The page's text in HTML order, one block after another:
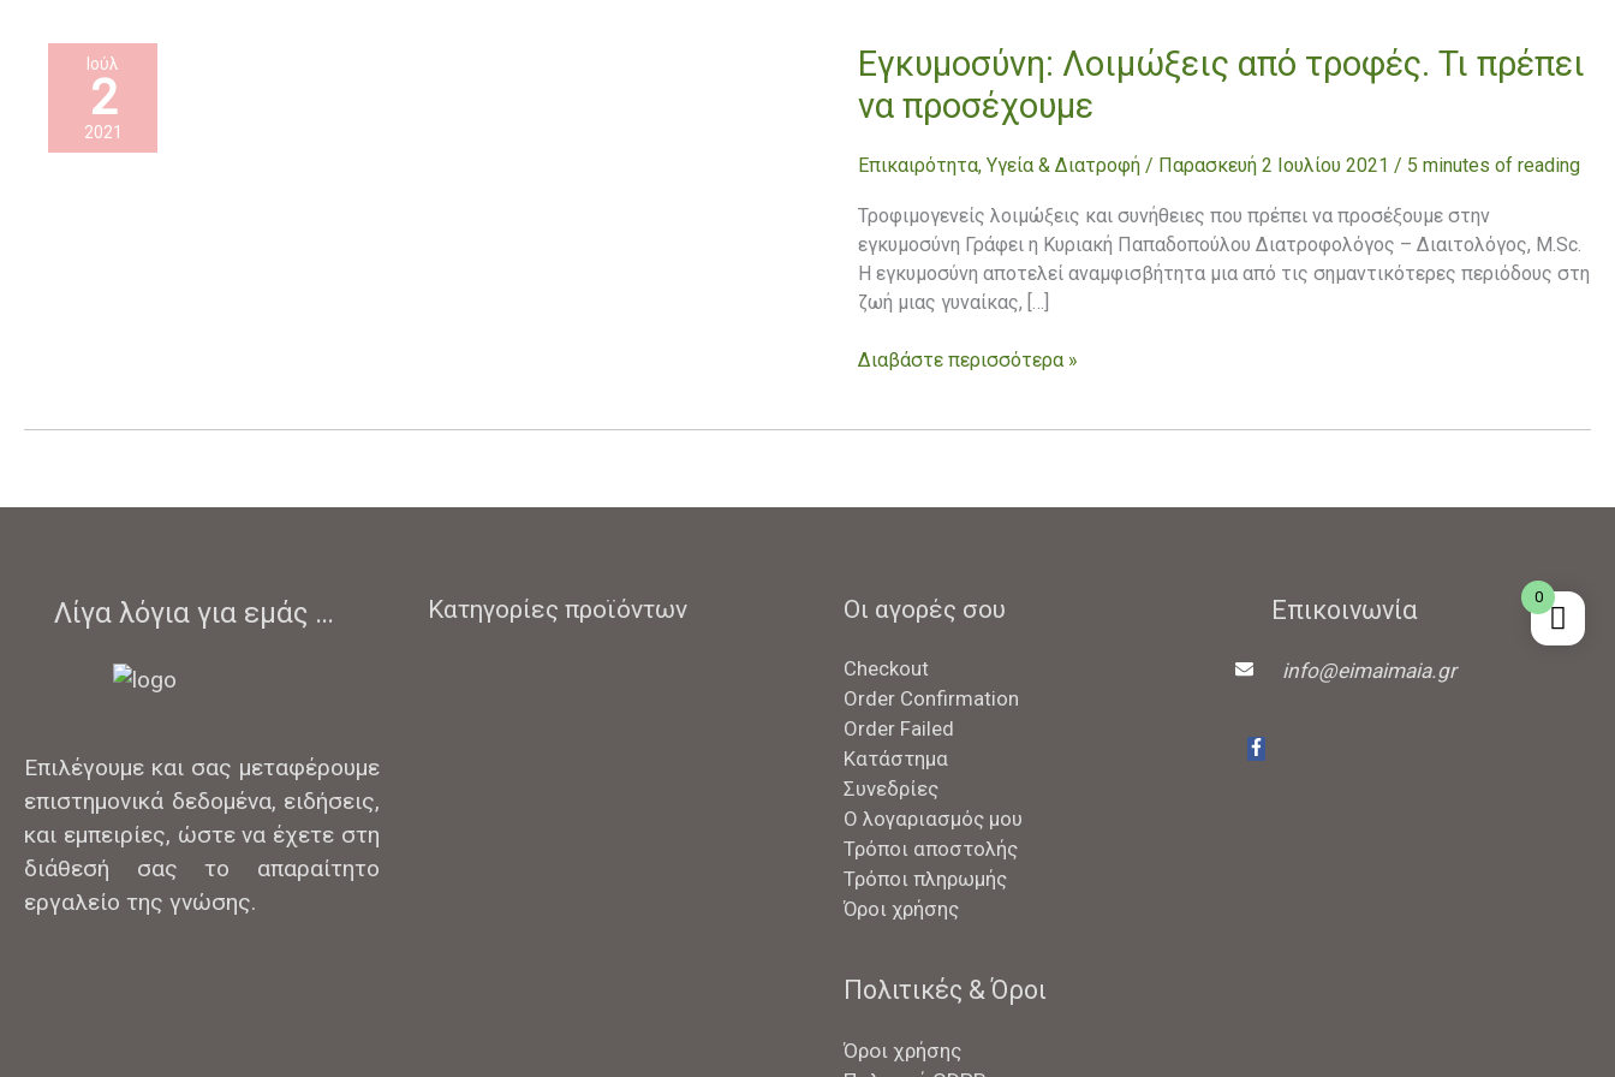
Ιούλ
2
2021
Εγκυμοσύνη: Λοιμώξεις από τροφές. Τι πρέπει
να προσέχουμε
Επικαιρότητα, Υγεία & Διατροφή / Παρασκευή 2 Ιουλίου 2021 / 5 minutes of reading
Τροφιμογενείς λοιμώξεις και συνήθειες που πρέπει να προσέξουμε στην
εγκυμοσύνη Γράφει η Κυριακή Παπαδοπούλου Διατροφολόγος – Διαιτολόγος, M.Sc.
Η εγκυμοσύνη αποτελεί αναμφισβήτητα μια από τις σημαντικότερες περιόδους στη
ζωή μιας γυναίκας, […]
Εγκυμοσύνη:
Λοιμώξεις
από
Τι
να
προσέχουμε
Διαβάστε περισσότερα »
Λίγα λόγια για εμάς …
Επιλέγουμε και σας μεταφέρουμε
επιστημονικά δεδομένα, ειδήσεις,
και εμπειρίες, ώστε να έχετε στη
διάθεσή σας το απαραίτητο
εργαλείο της γνώσης.
Κατηγορίες προϊόντων Οι αγορές σου
Checkout
Order Confirmation
Order Failed
Κατάστημα
Συνεδρίες
Ο λογαριασμός μου
Τρόποι αποστολής
Τρόποι πληρωμής
Όροι χρήσης
Πολιτικές & Όροι
Όροι χρήσης
Επικοινωνία
info@eimaimaia.gr
0